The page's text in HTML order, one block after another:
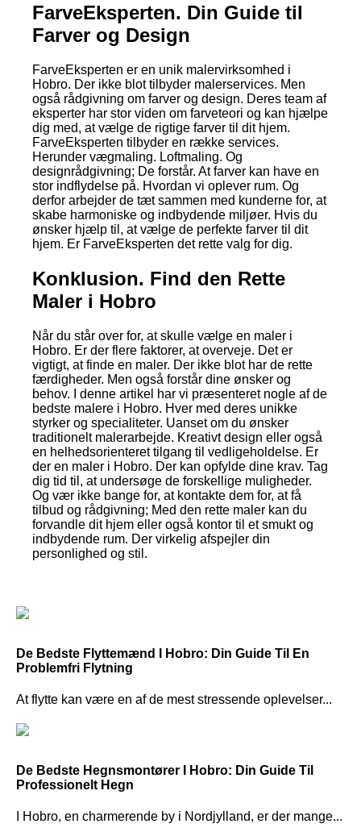
FarveEksperten. Din Guide til
Farver og Design
FarveEksperten er en unik malervirksomhed i
Hobro. Der ikke blot tilbyder malerservices. Men
også rådgivning om farver og design. Deres team af
eksperter har stor viden om farveteori og kan hjælpe
dig med, at vælge de rigtige farver til dit hjem.
FarveEksperten tilbyder en række services.
Herunder vægmaling. Loftmaling. Og
designrådgivning; De forstår. At farver kan have en
stor indflydelse på. Hvordan vi oplever rum. Og
derfor arbejder de tæt sammen med kunderne for, at
skabe harmoniske og indbydende miljøer. Hvis du
ønsker hjælp til, at vælge de perfekte farver til dit
hjem. Er FarveEksperten det rette valg for dig.
Konklusion. Find den Rette
Maler i Hobro
Når du står over for, at skulle vælge en maler i
Hobro. Er der flere faktorer, at overveje. Det er
vigtigt, at finde en maler. Der ikke blot har de rette
færdigheder. Men også forstår dine ønsker og
behov. I denne artikel har vi præsenteret nogle af de
bedste malere i Hobro. Hver med deres unikke
styrker og specialiteter. Uanset om du ønsker
traditionelt malerarbejde. Kreativt design eller også
en helhedsorienteret tilgang til vedligeholdelse. Er
der en maler i Hobro. Der kan opfylde dine krav. Tag
dig tid til, at undersøge de forskellige muligheder.
Og vær ikke bange for, at kontakte dem for, at få
tilbud og rådgivning; Med den rette maler kan du
forvandle dit hjem eller også kontor til et smukt og
indbydende rum. Der virkelig afspejler din
personlighed og stil.
De Bedste Flyttemænd I Hobro: Din Guide Til En
Problemfri Flytning
At flytte kan være en af de mest stressende oplevelser...
De Bedste Hegnsmontører I Hobro: Din Guide Til
Professionelt Hegn
I Hobro, en charmerende by i Nordjylland, er der mange...